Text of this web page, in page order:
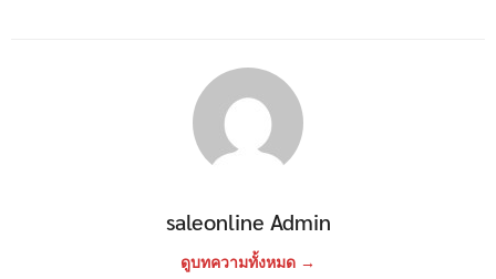
saleonline Admin
ดูบทความทั้งหมด →